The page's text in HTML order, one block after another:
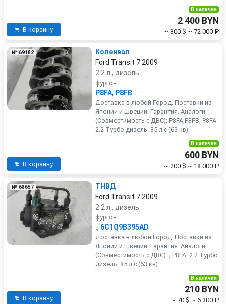
В корзину
В наличии
2 400 BYN
~ 800 $ ~ 72 000 ₽
№ 69182
Коленвал
Ford Transit 7 2009
2.2 л., дизель
фургон
P8FA, P8FB
Доставка в любой Город. Поставки из
Японии и Швеции. Гарантия. Аналоги
(Совместимость с ДВС): P8FA,P8FB, P8FA.
2.2 Турбо дизель. 85 л.с (63 кв).
В корзину
В наличии
600 BYN
~ 200 $ ~ 18 000 ₽
№ 68657
ТНВД
Ford Transit 7 2009
2.2 л., дизель
фургон
., 6C1Q9B395AD
Доставка в любой Город. Поставки из
Японии и Швеции. Гарантия. Аналоги
(Совместимость с ДВС): , P8FA. 2.2 Турбо
дизель. 85 л.с (63 кв).
В корзину
В наличии
210 BYN
~ 70 $ ~ 6 300 ₽